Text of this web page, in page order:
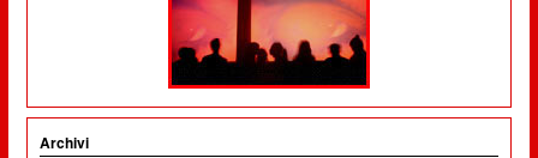
Archivi